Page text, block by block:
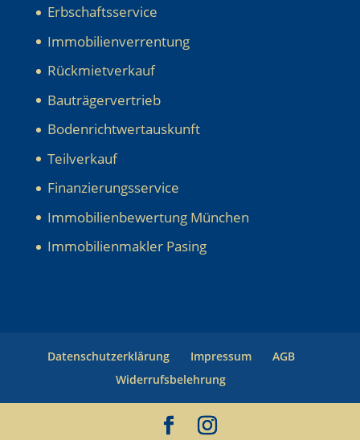
Erbschaftsservice
Immobilienverrentung
Rückmietverkauf
Bauträgervertrieb
Bodenrichtwertauskunft
Teilverkauf
Finanzierungsservice
Immobilienbewertung München
Immobilienmakler Pasing
Datenschutzerklärung Impressum
AGB
Widerrufsbelehrung